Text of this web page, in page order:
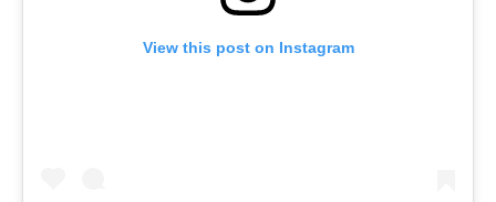
View this post on Instagram